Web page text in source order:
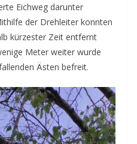
Eichweg darunter
der Drehleiter konnten
kürzester Zeit entfernt
Meter weiter wurde
Ästen befreit.